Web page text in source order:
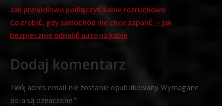
Nawigacja
wpisu
Jak prawidłowo podłączyć kable rozruchowe
Co zrobić, gdy samochód nie chce zapalić — jak
bezpiecznie odpalić auto na kable
Dodaj komentarz
Twój adres email nie zostanie opublikowany.Wymagane
pola są oznaczone *